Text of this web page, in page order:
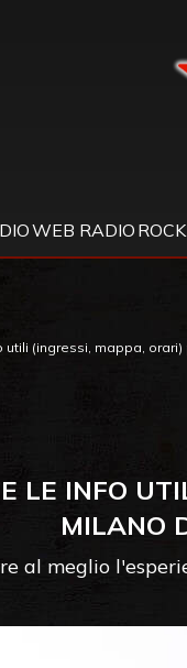
WEB RADIO
utili (ingressi, mappa,
LE INFO
MILANO
al meglio